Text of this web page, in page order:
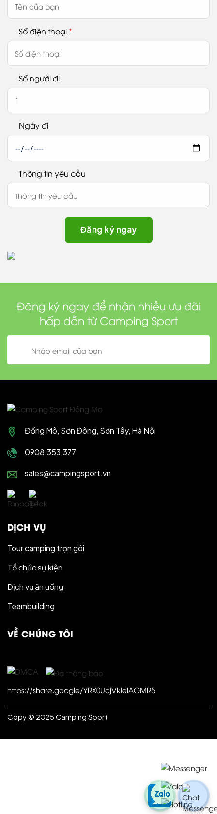
Số điện thoại *
Số người đi
Ngày đi
Thông tin yêu cầu
Đăng ký ngay để nhận nhiều ưu đãi
hấp dẫn từ Camping Sport
Đồng Mô, Sơn Đông, Sơn Tây, Hà Nội
0908.353.377
sales@campingsport.vn
DỊCH VỤ
Tour camping trọn gói
Tổ chức sự kiện
Dịch vụ ăn uống
Teambuilding
VỀ CHÚNG TÔI
https://share.google/YRX0UcjVkIelAOMR5
Copy © 2025 Camping Sport